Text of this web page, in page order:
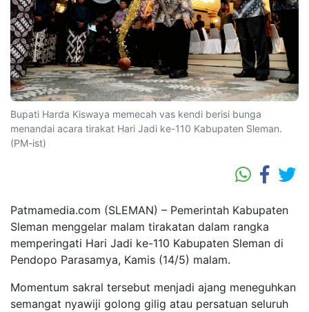
Bupati Harda Kiswaya memecah vas kendi berisi bunga
menandai acara tirakat Hari Jadi ke-110 Kabupaten Sleman.
(PM-ist)
Patmamedia.com (SLEMAN) – Pemerintah Kabupaten
Sleman menggelar malam tirakatan dalam rangka
memperingati Hari Jadi ke-110 Kabupaten Sleman di
Pendopo Parasamya, Kamis (14/5) malam.
Momentum sakral tersebut menjadi ajang meneguhkan
semangat nyawiji golong gilig atau persatuan seluruh